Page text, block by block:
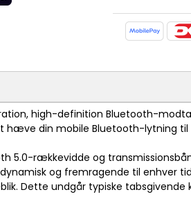
high-definition Bluetooth-
hæve din mobile Bluetooth-lytning
5.0-rækkevidde og
og fremragende til enhver
Dette undgår typiske